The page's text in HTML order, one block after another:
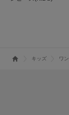
キッズ ワ